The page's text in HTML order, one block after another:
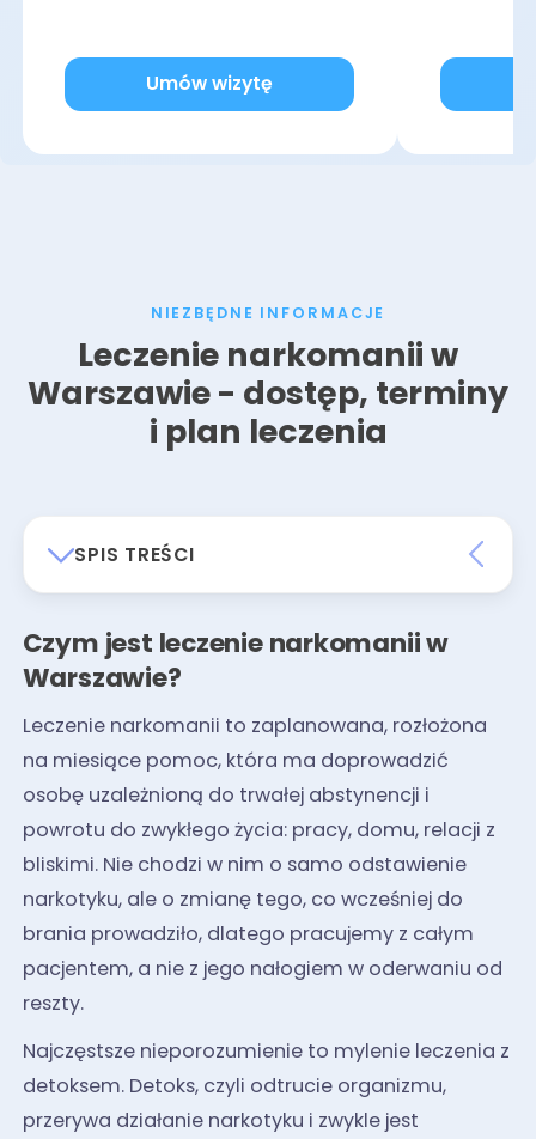
Umów wizytę
NIEZBĘDNE INFORMACJE
Leczenie narkomanii w
Warszawie - dostęp, terminy
i plan leczenia
SPIS TREŚCI
Czym jest leczenie narkomanii w
Warszawie?
Leczenie narkomanii to zaplanowana, rozłożona
na miesiące pomoc, która ma doprowadzić
osobę uzależnioną do trwałej abstynencji i
powrotu do zwykłego życia: pracy, domu, relacji z
bliskimi. Nie chodzi w nim o samo odstawienie
narkotyku, ale o zmianę tego, co wcześniej do
brania prowadziło, dlatego pracujemy z całym
pacjentem, a nie z jego nałogiem w oderwaniu od
reszty.
Najczęstsze nieporozumienie to mylenie leczenia z
detoksem. Detoks, czyli odtrucie organizmu,
przerywa działanie narkotyku i zwykle jest